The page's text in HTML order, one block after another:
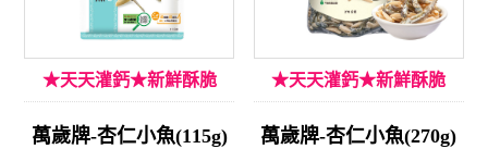
★天天灌鈣★新鮮酥脆
萬歲牌-杏仁小魚(115g)
★天天灌鈣★新鮮酥脆
萬歲牌-杏仁小魚(270g)